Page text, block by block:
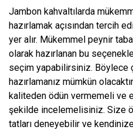
Jambon kahvaltılarda
hazırlamak açısından tercih
yer alır. Mükemmel peynir
olarak hazırlanan bu
seçim yapabilirsiniz. Böylece
hazırlamanız mümkün
kaliteden ödün vermemeli ve
şekilde incelemelisiniz. Size
tatları deneyebilir ve